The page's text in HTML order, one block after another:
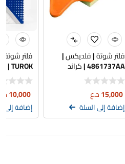
فلتر شوتة | فلديكس |
4861737AA | كراند
كرفان – تاون كانتري
15,000د.ع
إضافة إلى السلة
فلتر شوتة
TUROK | تجاري
10,000
إضافة إلى